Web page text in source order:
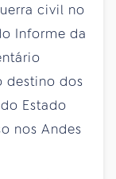
civil no
Informe da
destino dos
Estado
nos Andes